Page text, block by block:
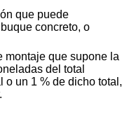
que puede
concreto, o
montaje que supone la
del total
o un 1 % de dicho total,